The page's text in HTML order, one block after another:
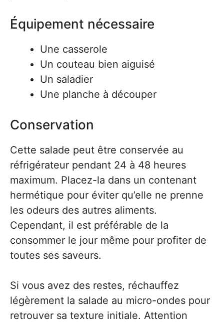
Équipement nécessaire
Une casserole
Un couteau bien aiguisé
Un saladier
Une planche à découper
Conservation
Cette salade peut être conservée au
réfrigérateur pendant 24 à 48 heures
maximum. Placez-la dans un contenant
hermétique pour éviter qu’elle ne prenne
les odeurs des autres aliments.
Cependant, il est préférable de la
consommer le jour même pour profiter de
toutes ses saveurs.
Si vous avez des restes, réchauffez
légèrement la salade au micro-ondes pour
retrouver sa texture initiale. Attention